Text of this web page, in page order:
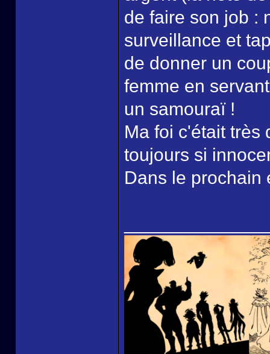
de faire son job :
surveillance et
de donner un
femme en
un samouraï !
Ma foi c'était très
toujours si
Dans le prochain